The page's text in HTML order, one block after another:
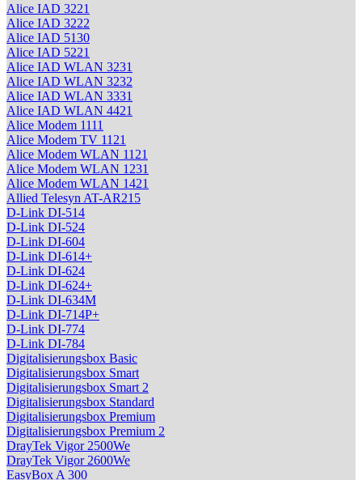
Alice IAD 3221
Alice IAD 3222
Alice IAD 5130
Alice IAD 5221
Alice IAD WLAN 3231
Alice IAD WLAN 3232
Alice IAD WLAN 3331
Alice IAD WLAN 4421
Alice Modem 1111
Alice Modem TV 1121
Alice Modem WLAN 1121
Alice Modem WLAN 1231
Alice Modem WLAN 1421
Allied Telesyn AT-AR215
D-Link DI-514
D-Link DI-524
D-Link DI-604
D-Link DI-614+
D-Link DI-624
D-Link DI-624+
D-Link DI-634M
D-Link DI-714P+
D-Link DI-774
D-Link DI-784
Digitalisierungsbox Basic
Digitalisierungsbox Smart
Digitalisierungsbox Smart 2
Digitalisierungsbox Standard
Digitalisierungsbox Premium
Digitalisierungsbox Premium 2
DrayTek Vigor 2500We
DrayTek Vigor 2600We
EasyBox A 300